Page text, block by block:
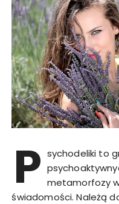
P sychodeliki to
metamorfozy
świadomości. Należą